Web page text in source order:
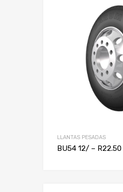
LLANTAS PESADAS
BU54 12/ – R22.50